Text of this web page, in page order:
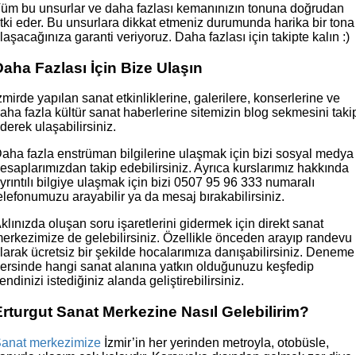
bu unsurlar ve daha fazlası kemanınızın tonuna doğrudan
eder. Bu unsurlara dikkat etmeniz durumunda harika bir tona
garanti veriyoruz. Daha fazlası için takipte kalın :)
Fazlası İçin Bize Ulaşın
yapılan sanat etkinliklerine, galerilere, konserlerine ve
fazla kültür sanat haberlerine sitemizin blog sekmesini
ulaşabilirsiniz.
fazla enstrüman bilgilerine ulaşmak için bizi sosyal medya
takip edebilirsiniz. Ayrıca kurslarımız hakkında
bilgiye ulaşmak için bizi 0507 95 96 333 numaralı
arayabilir ya da mesaj bırakabilirsiniz.
oluşan soru işaretlerini gidermek için direkt sanat
de gelebilirsiniz. Özellikle önceden arayıp randevu
ücretsiz bir şekilde hocalarımıza danışabilirsiniz. Deneme
hangi sanat alanına yatkın olduğunuzu keşfedip
istediğiniz alanda geliştirebilirsiniz.
Sanat Merkezine Nasıl Gelebilirim?
merkezimize İzmir’in her yerinden metroyla, otobüsle,